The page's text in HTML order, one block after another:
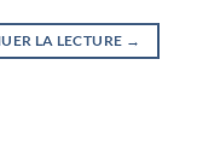
LA LECTURE →